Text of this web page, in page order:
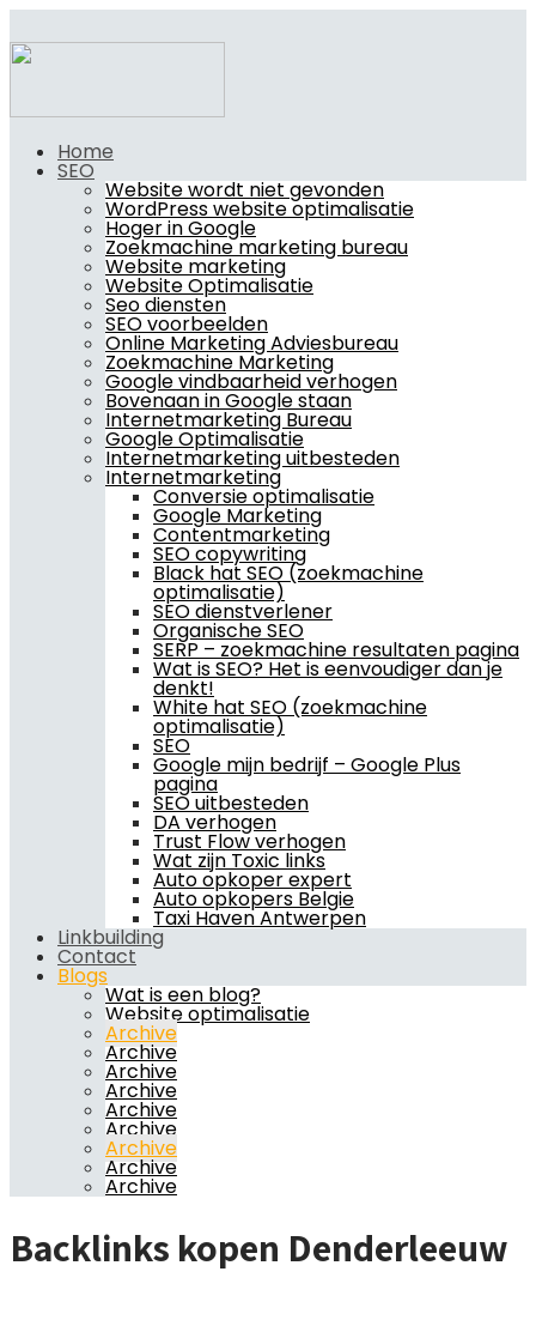
Home
SEO
Website wordt niet gevonden
WordPress website optimalisatie
Hoger in Google
Zoekmachine marketing bureau
Website marketing
Website Optimalisatie
Seo diensten
SEO voorbeelden
Online Marketing Adviesbureau
Zoekmachine Marketing
Google vindbaarheid verhogen
Bovenaan in Google staan
Internetmarketing Bureau
Google Optimalisatie
Internetmarketing uitbesteden
Internetmarketing
Conversie optimalisatie
Google Marketing
Contentmarketing
SEO copywriting
Black hat SEO (zoekmachine
optimalisatie)
SEO dienstverlener
Organische SEO
SERP – zoekmachine resultaten pagina
Wat is SEO? Het is eenvoudiger dan je
denkt!
White hat SEO (zoekmachine
optimalisatie)
SEO
Google mijn bedrijf – Google Plus
pagina
SEO uitbesteden
DA verhogen
Trust Flow verhogen
Wat zijn Toxic links
Auto opkoper expert
Auto opkopers Belgie
Taxi Haven Antwerpen
Linkbuilding
Contact
Blogs
Wat is een blog?
Website optimalisatie
Archive
Archive
Archive
Archive
Archive
Archive
Archive
Archive
Archive
Backlinks kopen Denderleeuw